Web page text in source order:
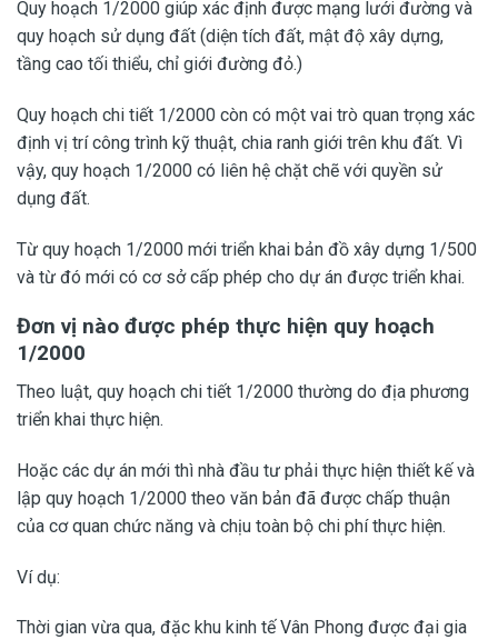
Quy hoạch 1/2000 giúp xác định được mạng lưới đường và
quy hoạch sử dụng đất (diện tích đất, mật độ xây dựng,
tầng cao tối thiểu, chỉ giới đường đỏ.)
Quy hoạch chi tiết 1/2000 còn có một vai trò quan trọng xác
định vị trí công trình kỹ thuật, chia ranh giới trên khu đất. Vì
vậy, quy hoạch 1/2000 có liên hệ chặt chẽ với quyền sử
dụng đất.
Từ quy hoạch 1/2000 mới triển khai bản đồ xây dựng 1/500
và từ đó mới có cơ sở cấp phép cho dự án được triển khai.
Đơn vị nào được phép thực hiện quy hoạch
1/2000
Theo luật, quy hoạch chi tiết 1/2000 thường do địa phương
triển khai thực hiện.
Hoặc các dự án mới thì nhà đầu tư phải thực hiện thiết kế và
lập quy hoạch 1/2000 theo văn bản đã được chấp thuận
của cơ quan chức năng và chịu toàn bộ chi phí thực hiện.
Ví dụ:
Thời gian vừa qua, đặc khu kinh tế Vân Phong được đại gia